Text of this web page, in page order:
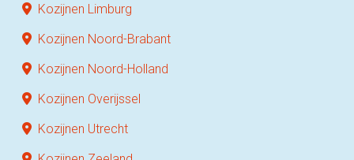
Kozijnen Limburg
Kozijnen Noord-Brabant
Kozijnen Noord-Holland
Kozijnen Overijssel
Kozijnen Utrecht